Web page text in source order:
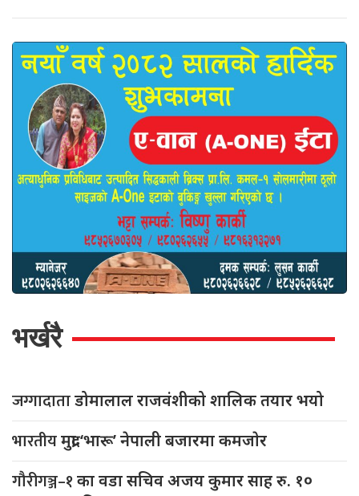
भर्खरै
जग्गादाताडोमालाल राजवंशीको शालिक तयार भयो
भारतीयमुद्रा ‘भारू’ नेपाली बजारमा कमजाेर
गौरीगञ्ज–१का वडा सचिव अजय कुमार साह रु. १०